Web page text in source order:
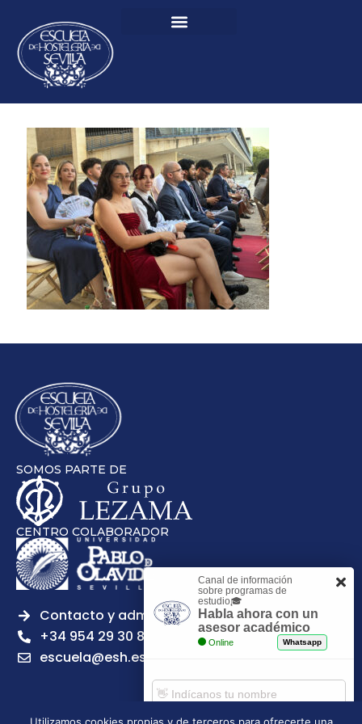
SOMOS PARTE DE
CENTRO COLABORADOR
Contacto y admisiones
+34 954 29 30 81
escuela@esh.es
Canal de información
sobre programas de
estudio🎓
Habla ahora con un
asesor académico
Online Whatsapp